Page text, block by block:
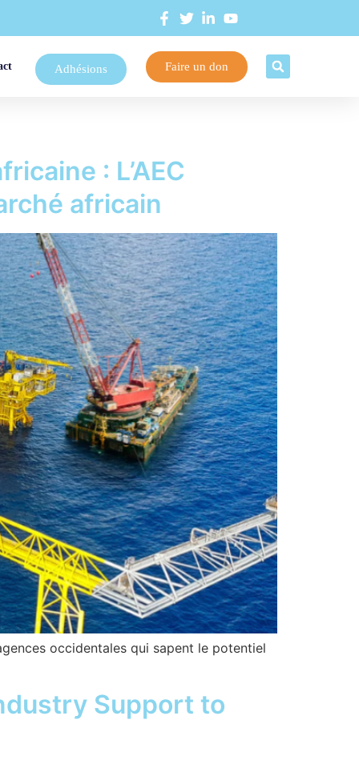
Adhésions Faire un don
: L’AEC
africain
occidentales qui sapent le potentiel
Support to